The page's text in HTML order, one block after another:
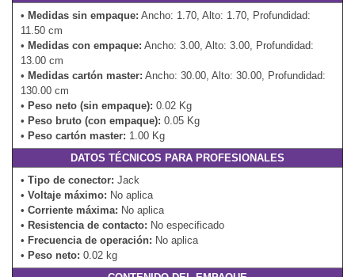
• Medidas sin empaque: Ancho: 1.70, Alto: 1.70, Profundidad:
11.50 cm
• Medidas con empaque: Ancho: 3.00, Alto: 3.00, Profundidad:
13.00 cm
• Medidas cartón master: Ancho: 30.00, Alto: 30.00, Profundidad:
130.00 cm
• Peso neto (sin empaque): 0.02 Kg
• Peso bruto (con empaque): 0.05 Kg
• Peso cartón master: 1.00 Kg
DATOS TÉCNICOS PARA PROFESIONALES
• Tipo de conector: Jack
• Voltaje máximo: No aplica
• Corriente máxima: No aplica
• Resistencia de contacto: No especificado
• Frecuencia de operación: No aplica
• Peso neto: 0.02 kg